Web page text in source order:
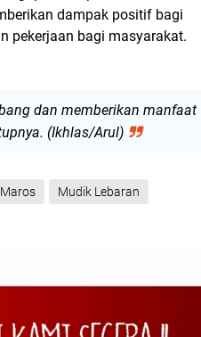
dampak positif bagi
pekerjaan bagi masyarakat.
dan memberikan manfaat
(Ikhlas/Arul)
Maros Mudik Lebaran